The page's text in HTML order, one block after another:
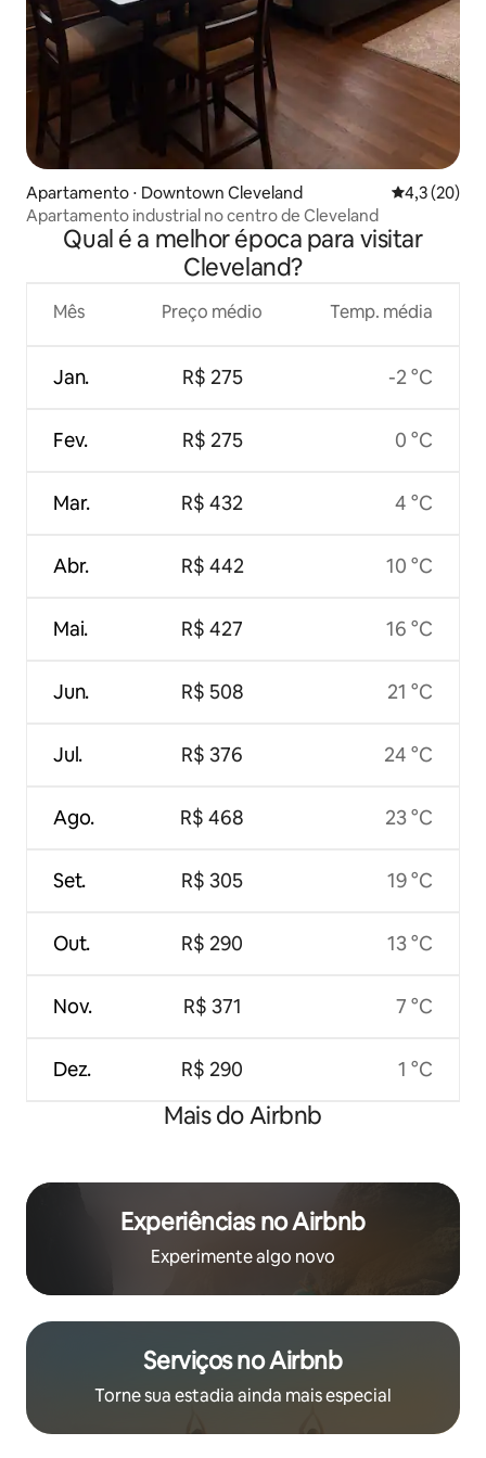
Apartamento ⋅ Downtown Cleveland 4,3 de uma
4,3 (20)
Apartamento industrial no centro de Cleveland
Qual é a melhor época para visitar
Cleveland?
Mês
Jan.
Fev.
Mar.
Abr.
Mai.
Jun.
Jul.
Ago.
Set.
Out.
Nov.
Dez.
Preço médio
R$ 275
R$ 275
R$ 432
R$ 442
R$ 427
R$ 508
R$ 376
R$ 468
R$ 305
R$ 290
R$ 371
R$ 290
Temp. média
-2 °C
0 °C
4 °C
10 °C
16 °C
21 °C
24 °C
23 °C
19 °C
13 °C
7 °C
1 °C
Mais do Airbnb
Experiências no Airbnb
Experimente algo novo
Serviços no Airbnb
Torne sua estadia ainda mais especial